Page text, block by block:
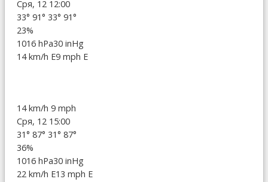
Сря, 12 12:00
33° 91° 33° 91°
23%
1016 hPa30 inHg
14 km/h E9 mph E
14 km/h 9 mph
Сря, 12 15:00
31° 87° 31° 87°
36%
1016 hPa30 inHg
22 km/h E13 mph E